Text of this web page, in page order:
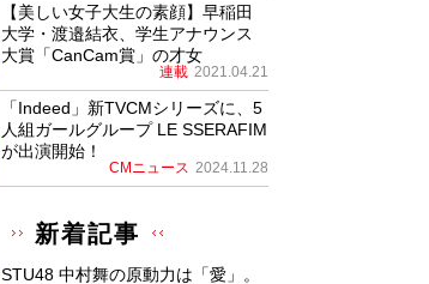
【美しい女子大生の素顔】早稲田
大学・渡邉結衣、学生アナウンス
大賞「CanCam賞」の才女
連載 2021.04.21
「Indeed」新TVCMシリーズに、5
人組ガールグループ LE SSERAFIM
が出演開始！
CMニュース 2024.11.28
新着記事
STU48 中村舞の原動力は「愛」。